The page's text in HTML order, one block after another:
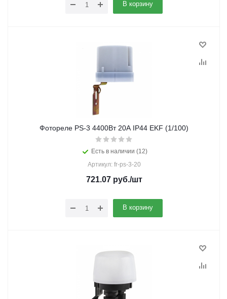
В корзину
Фотореле PS-3 4400Вт 20А IP44 EKF (1/100)
Есть в наличии (12)
Артикул: fr-ps-3-20
721.07руб./шт
В корзину